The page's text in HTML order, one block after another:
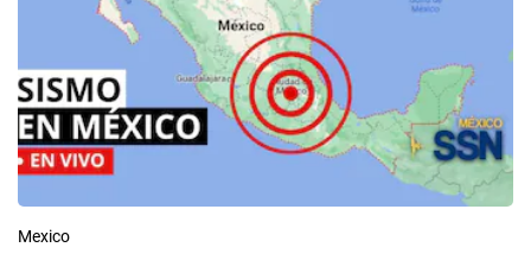
Mexico